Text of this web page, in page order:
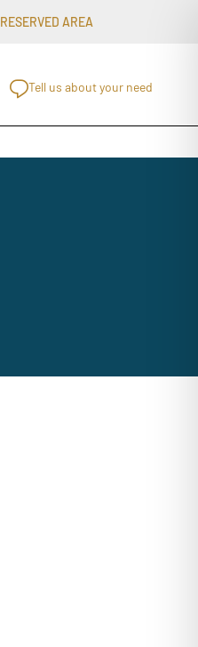
RESERVED AREA
Tell us about your need